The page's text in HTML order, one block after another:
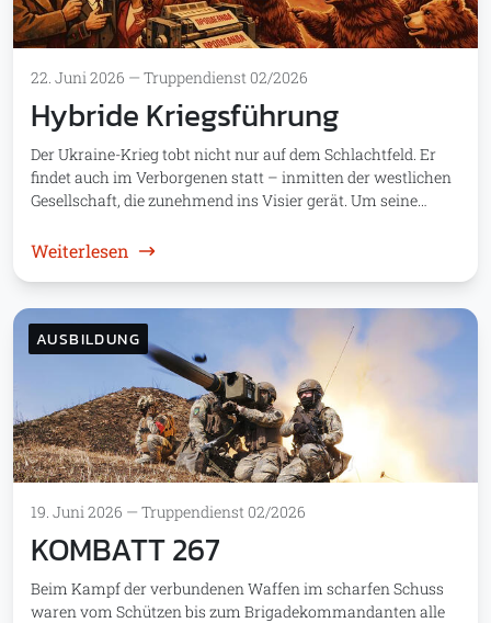
22. Juni 2026 — Truppendienst 02/2026
Hybride Kriegsführung
Der Ukraine-Krieg tobt nicht nur auf dem Schlachtfeld. Er
findet auch im Verborgenen statt – inmitten der westlichen
Gesellschaft, die zunehmend ins Visier gerät. Um seine…
Weiterlesen : Hybride Kriegsführung
AUSBILDUNG
19. Juni 2026 — Truppendienst 02/2026
KOMBATT 267
Beim Kampf der verbundenen Waffen im scharfen Schuss
waren vom Schützen bis zum Brigadekommandanten alle